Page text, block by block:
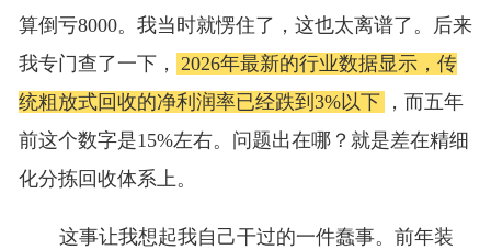
算倒亏8000。我当时就愣住了，这也太离谱了。后来
我专门查了一下， 2026年最新的行业数据显示，传
统粗放式回收的净利润率已经跌到3%以下
，而五年
前这个数字是15%左右。问题出在哪？就是差在精细
化分拣回收体系上。
这事让我想起我自己干过的一件蠢事。前年装